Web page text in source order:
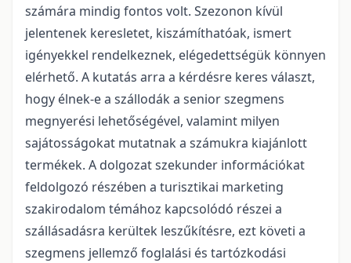
számára mindig fontos volt. Szezonon kívül
jelentenek keresletet, kiszámíthatóak, ismert
igényekkel rendelkeznek, elégedettségük könnyen
elérhető. A kutatás arra a kérdésre keres választ,
hogy élnek-e a szállodák a senior szegmens
megnyerési lehetőségével, valamint milyen
sajátosságokat mutatnak a számukra kiajánlott
termékek. A dolgozat szekunder információkat
feldolgozó részében a turisztikai marketing
szakirodalom témához kapcsolódó részei a
szállásadásra kerültek leszűkítésre, ezt követi a
szegmens jellemző foglalási és tartózkodási